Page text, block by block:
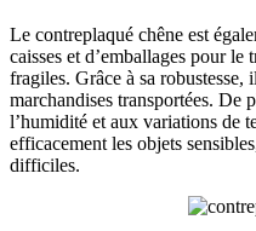
Le contreplaqué chêne est
caisses et d’emballages pour
fragiles. Grâce à sa robustesse,
marchandises transportées. De
l’humidité et aux variations de
efficacement les objets
difficiles.